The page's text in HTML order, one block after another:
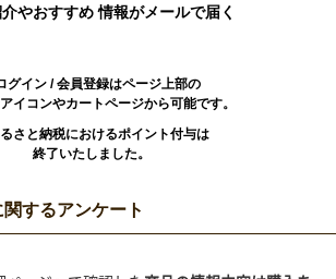
やおすすめ情報がメールで届く
グイン / 会員登録はページ上部の
イコンやカートページから可能です。
さと納税におけるポイント付与は
終了いたしました。
するアンケート